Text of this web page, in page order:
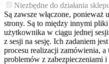
Niezbędne do działania
Są zawsze włączone, ponieważ
strony. Są to między innymi
użytkownika w ciągu jednej
z sesji na sesję. Ich zadaniem
procesu realizacji zamówienia,
problemów z zabezpieczeniami